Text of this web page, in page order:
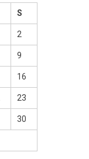
S
2
9
16
23
30